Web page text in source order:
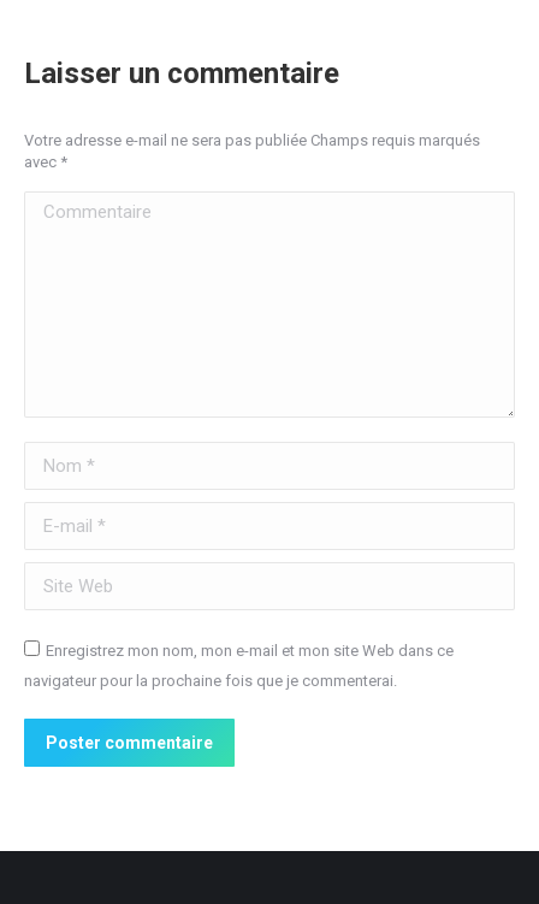
Laisser un commentaire
Votre adresse e-mail ne sera pas publiée Champs requis marqués
avec *
Commentaire
Nom *
E-mail *
Site Web
Enregistrez mon nom, mon e-mail et mon site Web dans ce
navigateur pour la prochaine fois que je commenterai.
Poster commentaire